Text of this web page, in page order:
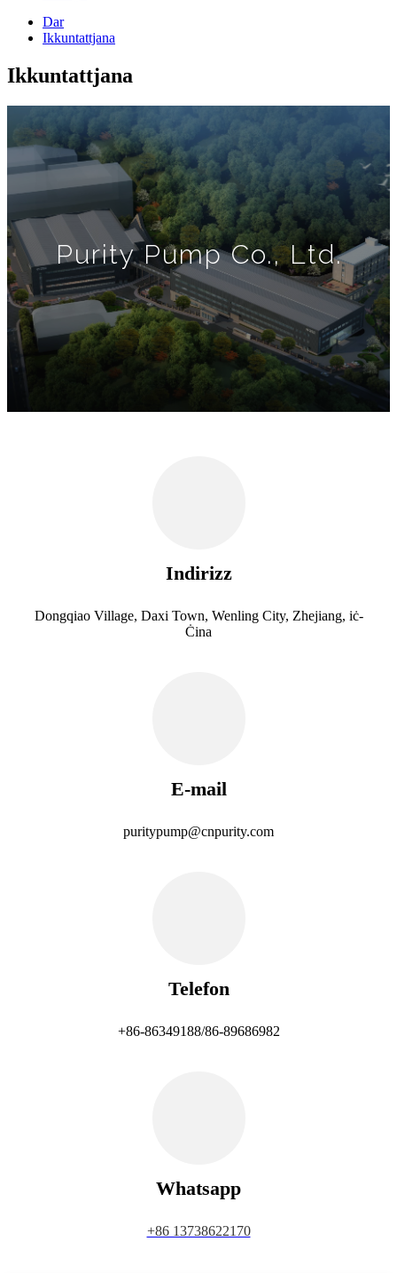
Dar
Ikkuntattjana
Ikkuntattjana
Purity Pump Co., Ltd.
Indirizz
Dongqiao Village, Daxi Town, Wenling City, Zhejiang, iċ-
Ċina
E-mail
puritypump@cnpurity.com
Telefon
+86-86349188/86-89686982
Whatsapp
+86 13738622170